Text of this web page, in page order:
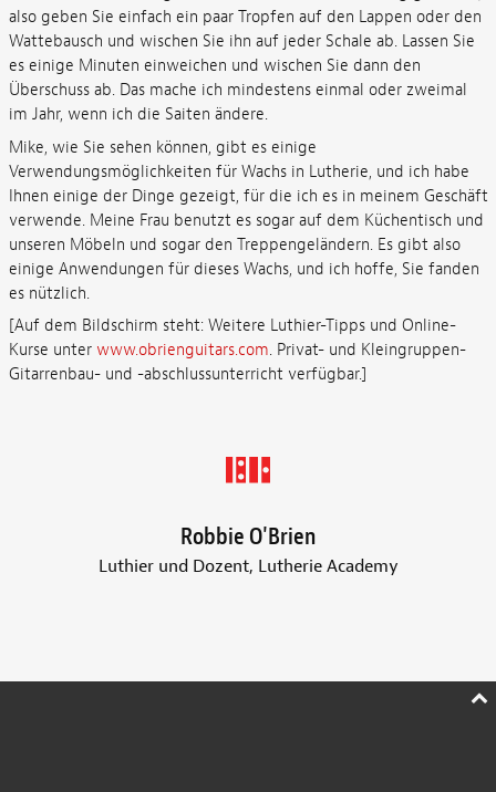
also geben Sie einfach ein paar Tropfen auf den Lappen oder den
Wattebausch und wischen Sie ihn auf jeder Schale ab. Lassen Sie
es einige Minuten einweichen und wischen Sie dann den
Überschuss ab. Das mache ich mindestens einmal oder zweimal
im Jahr, wenn ich die Saiten ändere.
Mike, wie Sie sehen können, gibt es einige
Verwendungsmöglichkeiten für Wachs in Lutherie, und ich habe
Ihnen einige der Dinge gezeigt, für die ich es in meinem Geschäft
verwende. Meine Frau benutzt es sogar auf dem Küchentisch und
unseren Möbeln und sogar den Treppengeländern. Es gibt also
einige Anwendungen für dieses Wachs, und ich hoffe, Sie fanden
es nützlich.
[Auf dem Bildschirm steht: Weitere Luthier-Tipps und Online-
Kurse unter www.obrienguitars.com. Privat- und Kleingruppen-
Gitarrenbau- und -abschlussunterricht verfügbar.]
Robbie O'Brien
Luthier und Dozent, Lutherie Academy